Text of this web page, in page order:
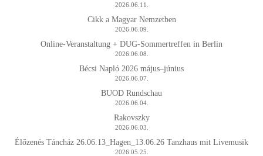
2026.06.11.
Cikk a Magyar Nemzetben
2026.06.09.
Online-Veranstaltung + DUG-Sommertreffen in Berlin
2026.06.08.
Bécsi Napló 2026 május–június
2026.06.07.
BUOD Rundschau
2026.06.04.
Rakovszky
2026.06.03.
Élőzenés Táncház 26.06.13_Hagen_13.06.26 Tanzhaus mit Livemusik
2026.05.25.